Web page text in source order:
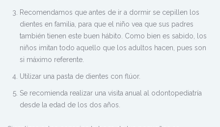
Recomendamos que antes de ir a dormir se cepillen los
dientes en familia, para que el niño vea que sus padres
también tienen este buen hábito. Como bien es sabido, los
niños imitan todo aquello que los adultos hacen, pues son
si máximo referente.
Utilizar una pasta de dientes con flúor.
Se recomienda realizar una visita anual al odontopediatría
desde la edad de los dos años.